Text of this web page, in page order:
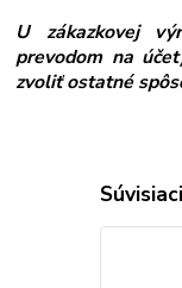
U zákazkovej
prevodom na
zvoliť ostatné